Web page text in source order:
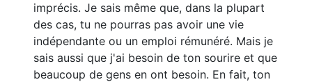
imprécis. Je sais même que, dans la plupart
des cas, tu ne pourras pas avoir une vie
indépendante ou un emploi rémunéré. Mais je
sais aussi que j'ai besoin de ton sourire et que
beaucoup de gens en ont besoin. En fait, ton